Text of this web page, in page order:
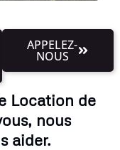
APPELEZ-
NOUS
Location de
nous
aider.